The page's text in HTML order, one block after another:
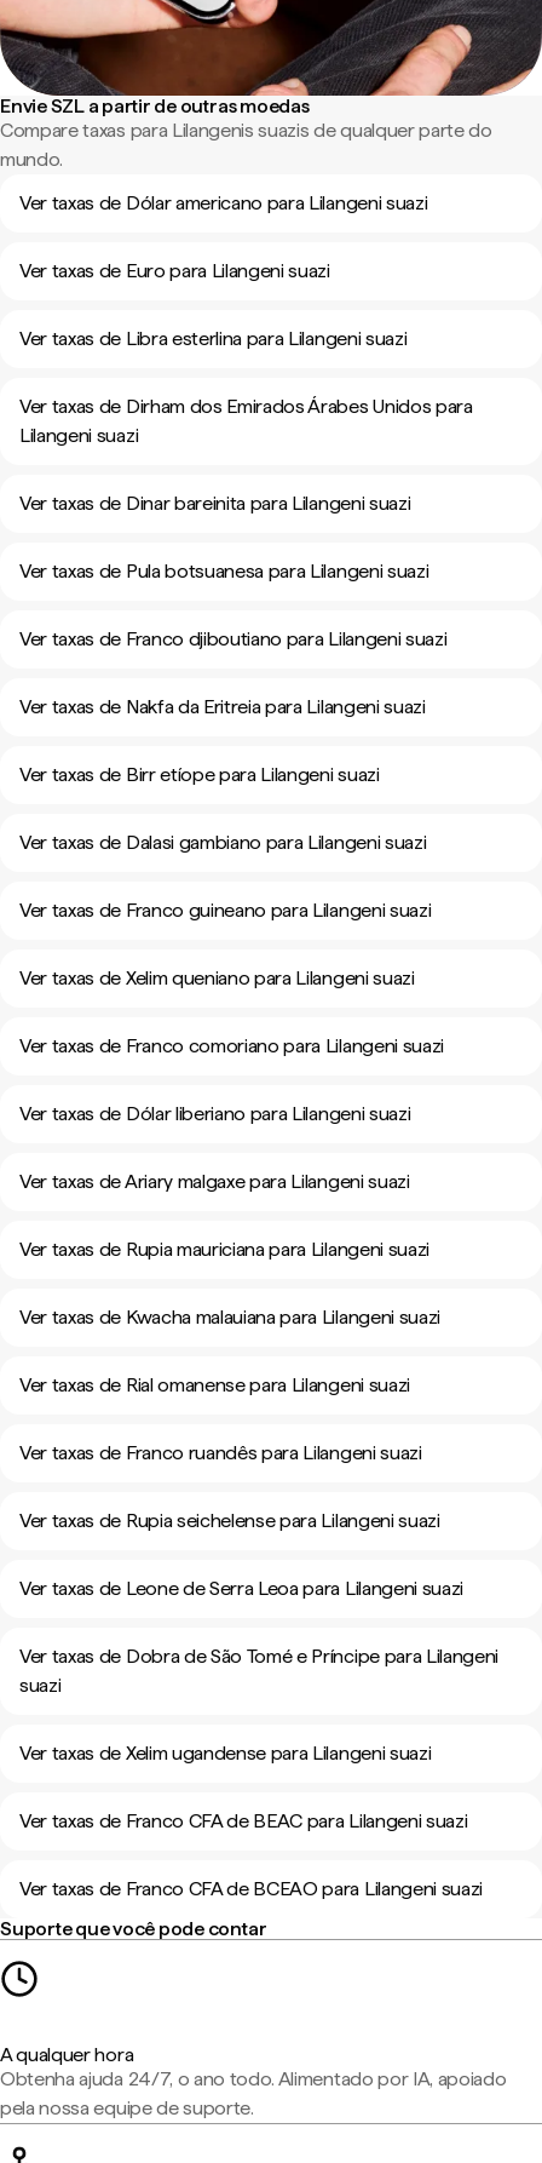
Envie SZL a partir de outras moedas
Compare taxas para Lilangenis suazis de qualquer parte do
mundo.
Ver taxas de Dólar americano para Lilangeni suazi
Ver taxas de Euro para Lilangeni suazi
Ver taxas de Libra esterlina para Lilangeni suazi
Ver taxas de Dirham dos Emirados Árabes Unidos para
Lilangeni suazi
Ver taxas de Dinar bareinita para Lilangeni suazi
Ver taxas de Pula botsuanesa para Lilangeni suazi
Ver taxas de Franco djiboutiano para Lilangeni suazi
Ver taxas de Nakfa da Eritreia para Lilangeni suazi
Ver taxas de Birr etíope para Lilangeni suazi
Ver taxas de Dalasi gambiano para Lilangeni suazi
Ver taxas de Franco guineano para Lilangeni suazi
Ver taxas de Xelim queniano para Lilangeni suazi
Ver taxas de Franco comoriano para Lilangeni suazi
Ver taxas de Dólar liberiano para Lilangeni suazi
Ver taxas de Ariary malgaxe para Lilangeni suazi
Ver taxas de Rupia mauriciana para Lilangeni suazi
Ver taxas de Kwacha malauiana para Lilangeni suazi
Ver taxas de Rial omanense para Lilangeni suazi
Ver taxas de Franco ruandês para Lilangeni suazi
Ver taxas de Rupia seichelense para Lilangeni suazi
Ver taxas de Leone de Serra Leoa para Lilangeni suazi
Ver taxas de Dobra de São Tomé e Príncipe para Lilangeni
suazi
Ver taxas de Xelim ugandense para Lilangeni suazi
Ver taxas de Franco CFA de BEAC para Lilangeni suazi
Ver taxas de Franco CFA de BCEAO para Lilangeni suazi
Suporte que você pode contar
A qualquer hora
Obtenha ajuda 24/7, o ano todo. Alimentado por IA, apoiado
pela nossa equipe de suporte.